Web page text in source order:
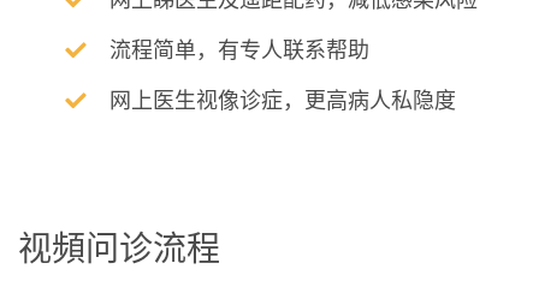
流程简单，有专人联系帮助
网上医生视像诊症，更高病人私隐度
视頻问诊流程